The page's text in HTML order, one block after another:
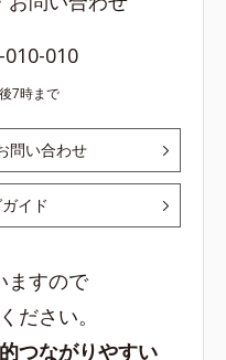
010-010
7時まで
問い合わせ
イド
ますので
ださい。
つながりやすい